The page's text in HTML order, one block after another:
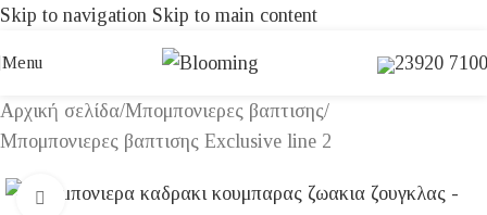
Skip to navigation Skip to main content
Menu 23920
Αρχική σελίδα/Μπομπονιερες βαπτισης/
Μπομπονιερες βαπτισης Exclusive line 2
Click to enlarge